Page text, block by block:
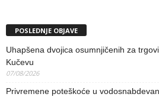
POSLEDNJE OBJAVE
Uhapšena dvojica osumnjičenih za
Kučevu
07/08/2026
Privremene poteškoće u